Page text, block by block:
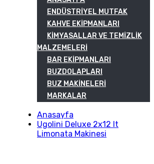
ENDÜSTRIYEL MUTFAK
KAHVE EKIPMANLARI
KIMYASALLAR VE TEMIZLIK
MALZEMELERI
BAR EKIPMANLARI
BUZDOLAPLARI
BUZ MAKINELERI
MARKALAR
Anasayfa
Ugolini Deluxe 2x12 lt
Limonata Makinesi